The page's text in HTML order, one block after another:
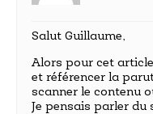
Salut Guillaume,
Alors pour cet
et référencer la
scanner le contenu
Je pensais parler